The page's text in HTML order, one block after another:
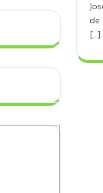
José Luís Azevedo Fernandes Diocese Viseu Data Nascimento 20/08/1971, em S. João da Pesqueira Data
de
[...]